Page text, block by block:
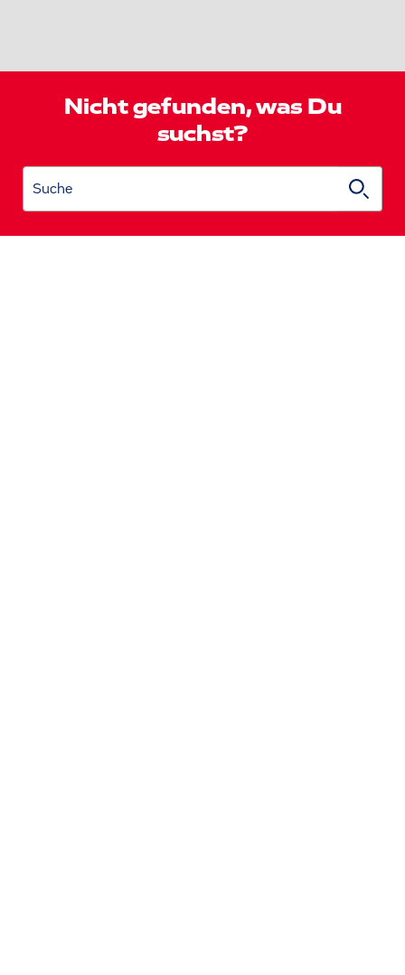
Nicht gefunden, was Du
suchst?
Suche